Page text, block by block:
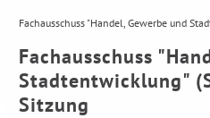
Fachausschuss "Handel, Gewerbe und
Fachausschuss
Stadtentwicklung"
Sitzung